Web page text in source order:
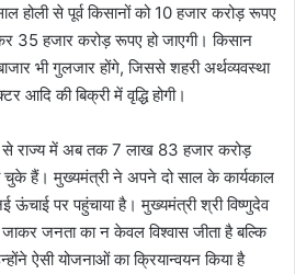
होली से पूर्व किसानों को 10 हजार करोड़ रूपए
35 हजार करोड़ रूपए हो जाएगी। किसान
भी गुलजार होंगे, जिससे शहरी अर्थव्यवस्था
आदि की बिक्री में वृद्धि होगी।
से राज्य में अब तक 7 लाख 83 हजार करोड़
चुके हैं। मुख्यमंत्री ने अपने दो साल के कार्यकाल
पर पहुंचाया है। मुख्यमंत्री श्री विष्णुदेव
जनता का न केवल विश्वास जीता है बल्कि
ऐसी योजनाओं का क्रियान्वयन किया है